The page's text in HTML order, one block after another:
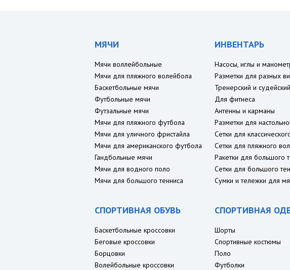
МЯЧИ
Мячи воллейбольные
Мячи для пляжного волейбола
Баскетбольные мячи
Футбольные мячи
Футзальные мячи
Мячи для пляжного футбола
Мячи для уличного фристайла
Мячи для американского футбола
Гандбольные мячи
Мячи для водного поло
Мячи для большого тенниса
ИНВЕНТАРЬ
Насосы, иглы и
Разметки для разных
Тренерский и
Для фитнеса
Антенны и карманы
Разметки для
Сетки для
Сетки для пляжного
Ракетки для большого
Сетки для большого
Сумки и тележки для
СПОРТИВНАЯ ОБУВЬ
Баскетбольные кроссовки
Беговые кроссовки
Борцовки
Волейбольные кроссовки
СПОРТИВНАЯ
Шорты
Спортивные костюмы
Поло
Футболки